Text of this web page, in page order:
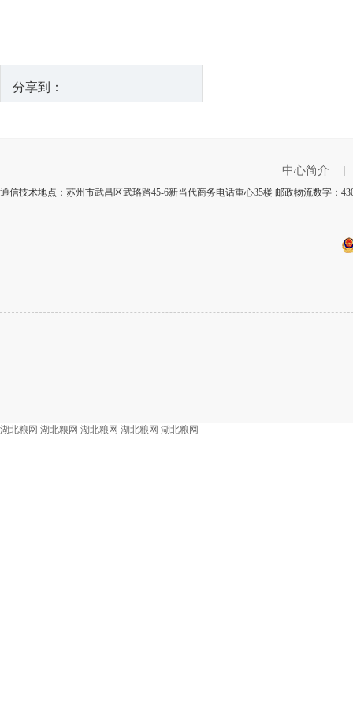
分享到：
中心简介
通信技术地点：苏州市武昌区武珞路45-6新当代商务电话重心35楼 邮政物流数字：
湖北粮网 湖北粮网 湖北粮网 湖北粮网 湖北粮网